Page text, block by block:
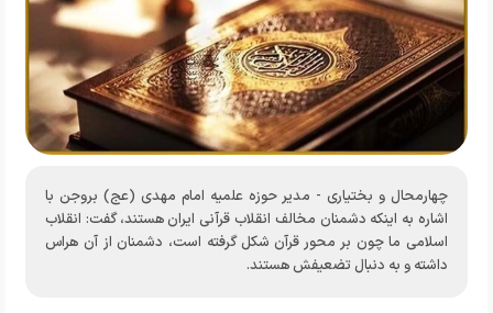
چهارمحال و بختیاری - مدیر حوزه علمیه امام مهدی (عج) بروجن با
اشاره به اینکه دشمنان مخالف انقلاب قرآنی ایران هستند، گفت: انقلاب
اسلامی ما چون بر محور قرآن شکل گرفته است، دشمنان از آن هراس
داشته و به دنبال تضعیفش هستند.